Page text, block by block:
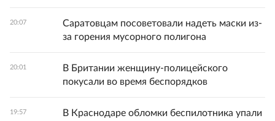
20:07
Саратовцам посоветовали надеть маски из-
за горения мусорного полигона
20:01
В Британии женщину-полицейского
покусали во время беспорядков
19:57
В Краснодаре обломки беспилотника упали